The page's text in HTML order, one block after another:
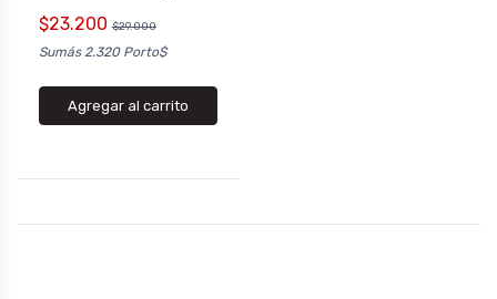
$23.200 $29.000
Sumás 2.320 Porto$
Agregar al carrito